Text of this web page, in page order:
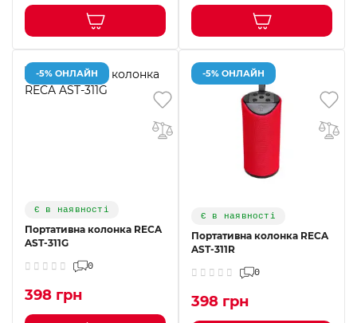
-5% ОНЛАЙН
Є в наявності
Портативна колонка RECA
AST-311G
0
398 грн
-5% ОНЛАЙН
Є в наявності
Портативна колонка RECA
AST-311R
0
398 грн